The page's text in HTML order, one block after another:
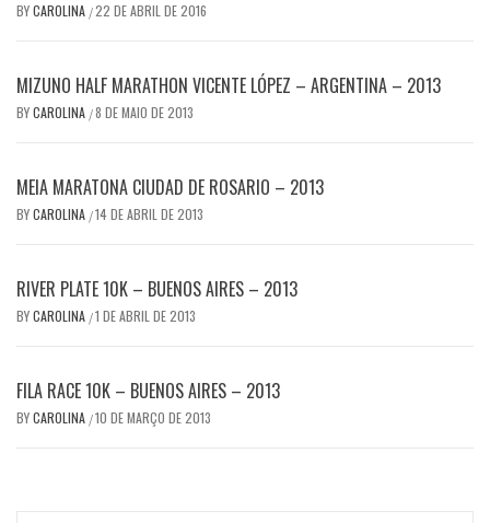
BYCAROLINA /22 DE ABRIL DE 2016
MIZUNO HALF MARATHON VICENTE LÓPEZ – ARGENTINA – 2013
BYCAROLINA /8 DE MAIO DE 2013
MEIA MARATONA CIUDAD DE ROSARIO – 2013
BYCAROLINA /14 DE ABRIL DE 2013
RIVER PLATE 10K – BUENOS AIRES – 2013
BYCAROLINA /1 DE ABRIL DE 2013
FILA RACE 10K – BUENOS AIRES – 2013
BYCAROLINA /10 DE MARÇO DE 2013